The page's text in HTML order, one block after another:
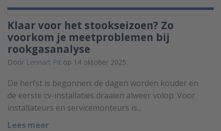
Klaar voor het stookseizoen? Zo
voorkom je meetproblemen bij
rookgasanalyse
Door Lennart Pit op 14 oktober 2025.
De herfst is begonnen: de dagen worden kouder en
de eerste cv-installaties draaien alweer volop. Voor
installateurs en servicemonteurs is...
Lees meer